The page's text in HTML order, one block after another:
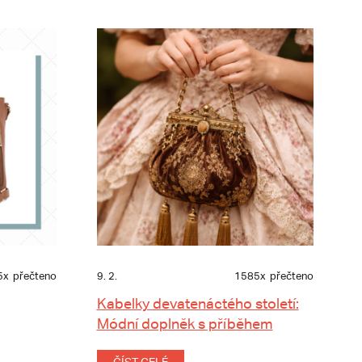
přečteno 9. 2. 1585x přečteno
Kabelky devatenáctého století:
Módní doplněk s příběhem